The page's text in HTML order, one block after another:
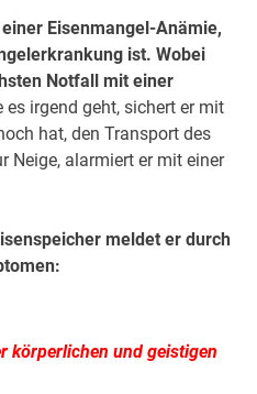
Eisenmangel-Anämie,
ist. Wobei
Notfall mit einer
es irgend geht, sichert er mit
hat, den Transport des
Neige, alarmiert er mit einer
meldet er durch
körperlichen und geistigen